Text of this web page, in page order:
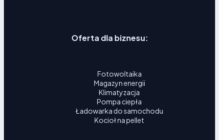
Oferta dla biznesu:
Fotowoltaika
Magazyn energii
Klimatyzacja
Pompa ciepła
Ładowarka do samochodu
Kocioł na pellet